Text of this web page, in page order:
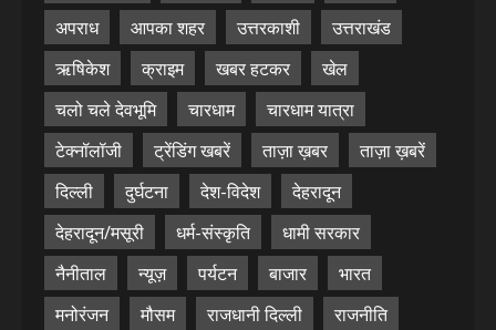
अपराध
आपका शहर उत्तरकाशी
उत्तराखंड
ऋषिकेश
क्राइम खबर हटकर
खेल
चलो चले देवभूमि
चारधाम
चारधाम यात्रा
टेक्नॉलॉजी
ट्रेंडिंग खबरें ताज़ा ख़बर
ताज़ा ख़बरें
दिल्ली
दुर्घटना देश-विदेश
देहरादून
देहरादून/मसूरी
धर्म-संस्कृति
धामी सरकार
नैनीताल
न्यूज़ पर्यटन बाजार
भारत
मनोरंजन
मौसम राजधानी दिल्ली
राजनीति